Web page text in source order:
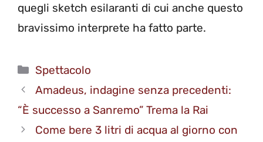
quegli sketch esilaranti di cui anche questo
bravissimo interprete ha fatto parte.
Categorie
Spettacolo
Amadeus, indagine senza precedenti:
“È successo a Sanremo” Trema la Rai
Come bere 3 litri di acqua al giorno con